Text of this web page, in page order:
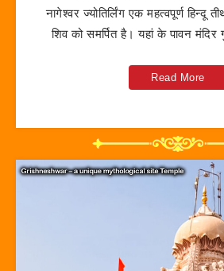
नागेश्वर ज्योतिर्लिंग एक महत्वपूर्ण हिन्दू
शिव को समर्पित है। यहां के पावन
Read More